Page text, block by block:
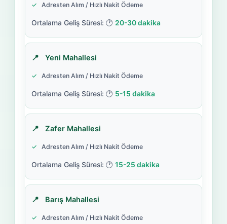
Adresten Alım / Hızlı Nakit Ödeme
20-30 dakika
Yeni Mahallesi
Adresten Alım / Hızlı Nakit Ödeme
5-15 dakika
Zafer Mahallesi
Adresten Alım / Hızlı Nakit Ödeme
15-25 dakika
Barış Mahallesi
Adresten Alım / Hızlı Nakit Ödeme